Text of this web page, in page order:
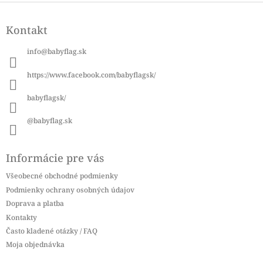
pKontakt
info@babyflag.sk
https://www.facebook.com/babyflagsk/
babyflagsk/
@babyflag.sk
Informácie pre vás
Všeobecné obchodné podmienky
Podmienky ochrany osobných údajov
Doprava a platba
Kontakty
Často kladené otázky / FAQ
Moja objednávka